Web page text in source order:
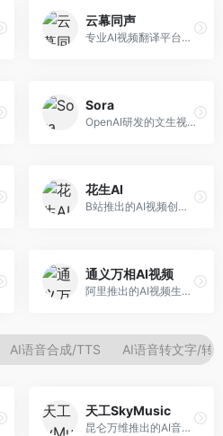
云幕同声
专业AI视频翻译平台，支持视频多语言配音和字幕生成。面向跨境电商和内容出海从业者，提供视频翻译、配音、字幕生成等服务，多语言支持完善。
Sora
OpenAI研发的文生视频大模型，可根据文字描述生成长达60秒的高清视频。面向影视创作者、广告从业者和内容生产者，视频连贯性强，物理世界理解准确，代表了AI视频生成的最高水平。
花生AI
B站推出的AI视频创作工具，专注于短视频内容生成。面向B站创作者，支持视频生成、视频编辑等功能，与B站平台深度整合，创作效率高。
通义万相AI视频
阿里推出的AI视频生成服务，整合图像与视频创作能力。面向电商和营销从业者，支持商品视频生成、营销视频制作等服务，商业应用场景丰富。
AI语音合成/TTS AI语音转文字/转
天工SkyMusic
昆仑万维推出的AI音乐创作平台，基于天工大模型。面向音乐创作者，支持歌词生成、旋律创作、音乐编曲等服务，中文音乐创作能力强。